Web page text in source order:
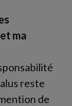
ma
reste
de